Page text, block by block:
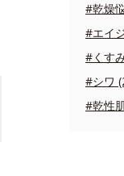
#乾燥
#エイ
#くす
#シワ
#乾性